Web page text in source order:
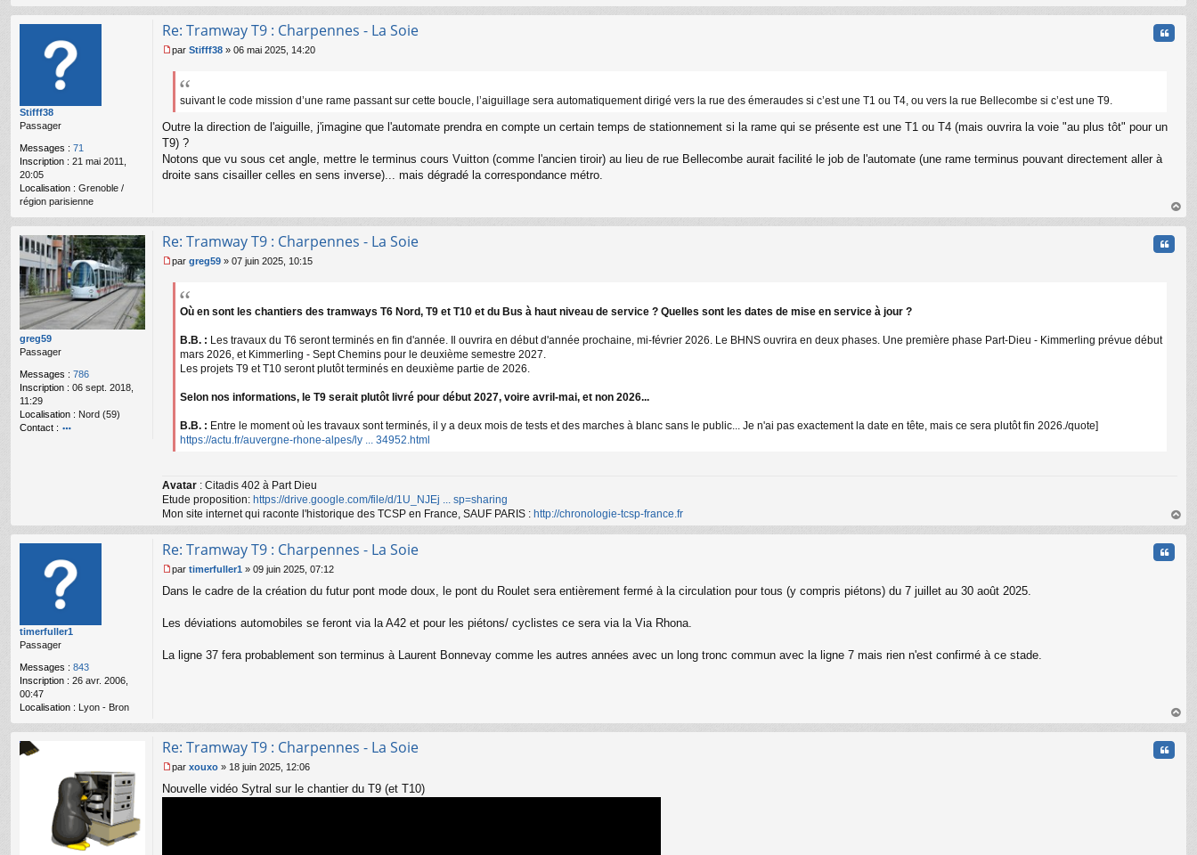
u
au
Stifff38
Passager
Messages : 71
Inscription : 21 mai 2011,
20:05
Localisation : Grenoble /
région parisienne
Re: Tramway T9 : Charpennes - La Soie
e
a
g
e
n
o
n
par Stifff38 » 06 mai 2025, 14:20
suivant le code mission d’une rame passant sur cette boucle, l’aiguillage sera automatiquement dirigé vers la rue des émeraudes si c’est une T1 ou T4, ou vers la rue Bellecombe si c’est une T9.
Outre la direction de l'aiguille, j'imagine que l'automate prendra en compte un certain temps de stationnement si la rame qui se présente est une T1 ou T4 (mais ouvrira la voie "au plus tôt" pour un
T9) ?
Notons que vu sous cet angle, mettre le terminus cours Vuitton (comme l'ancien tiroir) au lieu de rue Bellecombe aurait facilité le job de l'automate (une rame terminus pouvant directement aller à
droite sans cisailler celles en sens inverse)... mais dégradé la correspondance métro.
au
greg59
Passager
Messages : 786
Inscription : 06 sept. 2018,
11:29
Localisation : Nord (59)
Contact :
C
g
Re: Tramway T9 : Charpennes - La Soie
e
par greg59 » 07 juin 2025, 10:15
Où en sont les chantiers des tramways T6 Nord, T9 et T10 et du Bus à haut niveau de service ? Quelles sont les dates de mise en service à jour ?
B.B. : Les travaux du T6 seront terminés en fin d'année. Il ouvrira en début d'année prochaine, mi-février 2026. Le BHNS ouvrira en deux phases. Une première phase Part-Dieu - Kimmerling prévue début
mars 2026, et Kimmerling - Sept Chemins pour le deuxième semestre 2027.
Les projets T9 et T10 seront plutôt terminés en deuxième partie de 2026.
Selon nos informations, le T9 serait plutôt livré pour début 2027, voire avril-mai, et non 2026...
B.B. : Entre le moment où les travaux sont terminés, il y a deux mois de tests et des marches à blanc sans le public... Je n'ai pas exactement la date en tête, mais ce sera plutôt fin 2026./quote]
https://actu.fr/auvergne-rhone-alpes/ly ... 34952.html
Avatar : Citadis 402 à Part Dieu
Etude proposition: https://drive.google.com/file/d/1U_NJEj ... sp=sharing
Mon site internet qui raconte l'historique des TCSP en France, SAUF PARIS : http://chronologie-tcsp-france.fr
au
timerfuller1
Passager
Messages : 843
Inscription : 26 avr. 2006,
00:47
Localisation : Lyon - Bron
Re: Tramway T9 : Charpennes - La Soie
e
s
e
u
par timerfuller1 » 09 juin 2025, 07:12
Dans le cadre de la création du futur pont mode doux, le pont du Roulet sera entièrement fermé à la circulation pour tous (y compris piétons) du 7 juillet au 30 août 2025.
Les déviations automobiles se feront via la A42 et pour les piétons/ cyclistes ce sera via la Via Rhona.
La ligne 37 fera probablement son terminus à Laurent Bonnevay comme les autres années avec un long tronc commun avec la ligne 7 mais rien n'est confirmé à ce stade.
au
Re: Tramway T9 : Charpennes - La Soie
e
par xouxo » 18 juin 2025, 12:06
Nouvelle vidéo Sytral sur le chantier du T9 (et T10)